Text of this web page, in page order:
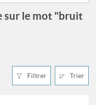
sur le mot "bruit
Filtrer Trier